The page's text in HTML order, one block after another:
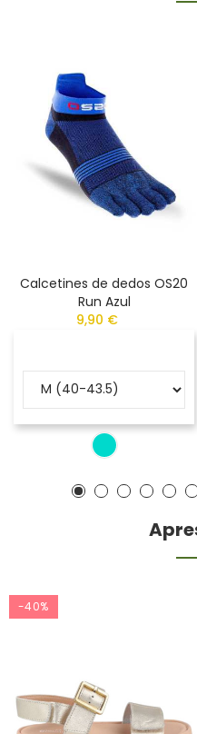
Calcetines de dedos OS20
Run Azul
9,90 €
-40%